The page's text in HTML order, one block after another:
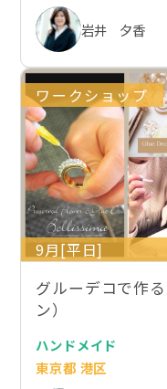
岩井 夕香
ワークショップ
9月[平日]
グルーデコで作
ン）
ハンドメイド
東京都 港区